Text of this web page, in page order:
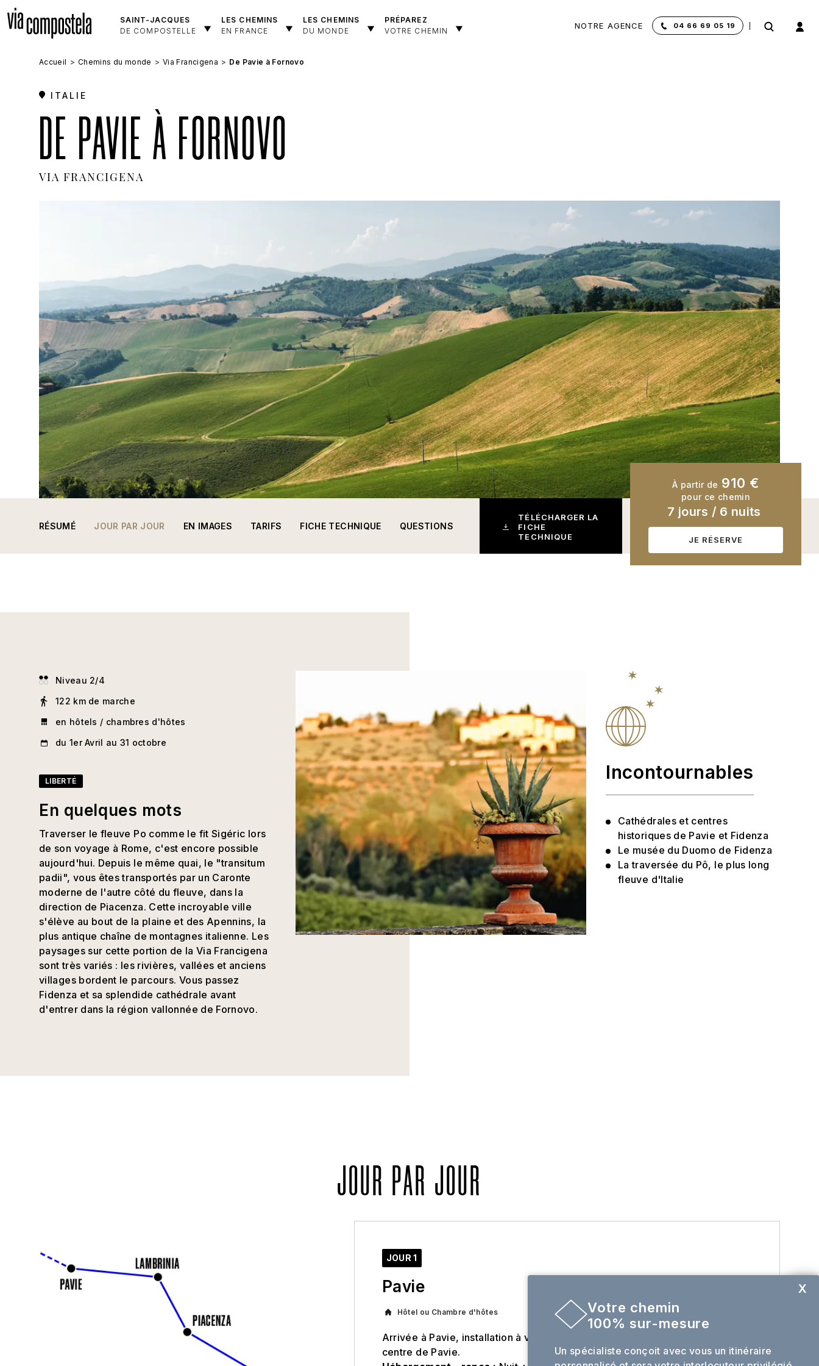
Aller au contenu principal
SAINT-JACQUES
DE COMPOSTELLE
LES CHEMINS
EN FRANCE
LES CHEMINS
DU MONDE
PRÉPAREZ
VOTRE CHEMIN
NOTRE AGENCE 04 66 69 05 19
Accueil Chemins du monde Via Francigena De Pavie à Fornovo
ITALIE
DE PAVIE À FORNOVO
VIA FRANCIGENA
RÉSUMÉ JOUR PAR JOUR EN IMAGES TARIFS FICHE TECHNIQUE QUESTIONS
TÉLÉCHARGER LA
FICHE
TECHNIQUE
À partir de 910 €
pour ce chemin
7 jours / 6 nuits
JE RÉSERVE
Niveau 2/4
122 km de marche
en hôtels / chambres d'hôtes
du 1er Avril au 31 octobre
LIBERTÉ
En quelques mots
Traverser le fleuve Po comme le fit Sigéric lors
de son voyage à Rome, c'est encore possible
aujourd'hui. Depuis le même quai, le "transitum
padii", vous êtes transportés par un Caronte
moderne de l'autre côté du fleuve, dans la
direction de Piacenza. Cette incroyable ville
s'élève au bout de la plaine et des Apennins, la
plus antique chaîne de montagnes italienne. Les
paysages sur cette portion de la Via Francigena
sont très variés : les rivières, vallées et anciens
villages bordent le parcours. Vous passez
Fidenza et sa splendide cathédrale avant
d'entrer dans la région vallonnée de Fornovo.
Incontournables
Cathédrales et centres
historiques de Pavie et Fidenza
Le musée du Duomo de Fidenza
La traversée du Pô, le plus long
fleuve d'Italie
JOUR PAR JOUR
JOUR 1
Pavie
Hôtel ou Chambre d'hôtes
Arrivée à Pavie, installation à votre hébergement, dîner libre et nuit dans le
centre de Pavie.
X
Votre chemin
100% sur-mesure
Un spécialiste conçoit avec vous un itinéraire